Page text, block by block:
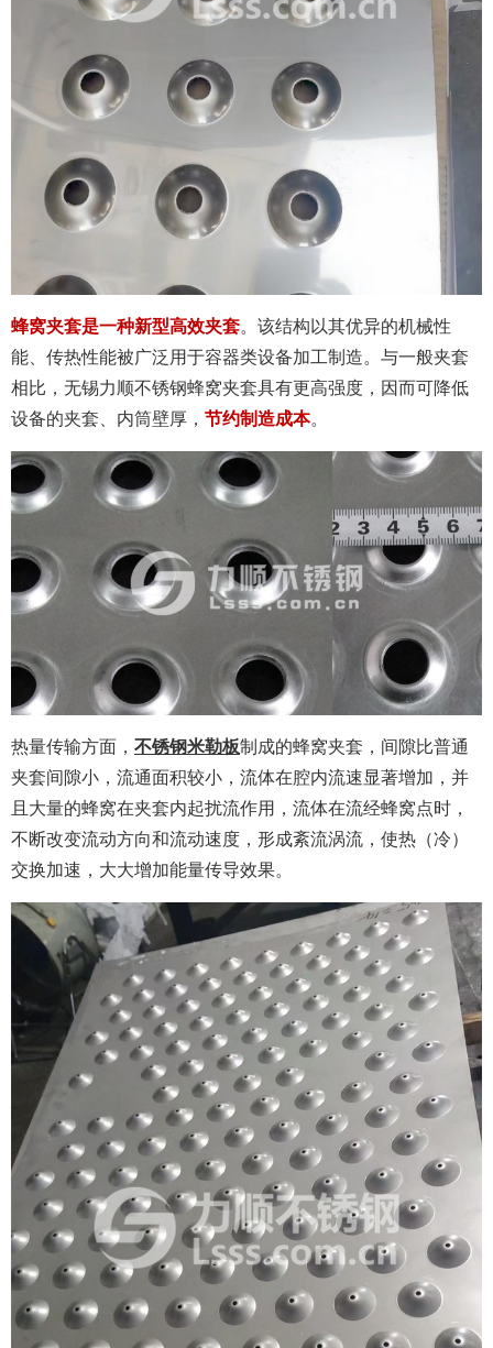
蜂窝夹套是一种新型高效夹套。该结构以其优异的机械性
能、传热性能被广泛用于容器类设备加工制造。与一般夹套
相比，无锡力顺不锈钢蜂窝夹套具有更高强度，因而可降低
设备的夹套、内筒壁厚， 节约制造成本。
热量传输方面， 不锈钢米勒板制成的蜂窝夹套，间隙比普通
夹套间隙小，流通面积较小，流体在腔内流速显著增加，并
且大量的蜂窝在夹套内起扰流作用，流体在流经蜂窝点时，
不断改变流动方向和流动速度，形成紊流涡流，使热（冷）
交换加速，大大增加能量传导效果。